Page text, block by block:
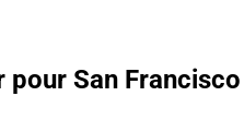
San Francisco